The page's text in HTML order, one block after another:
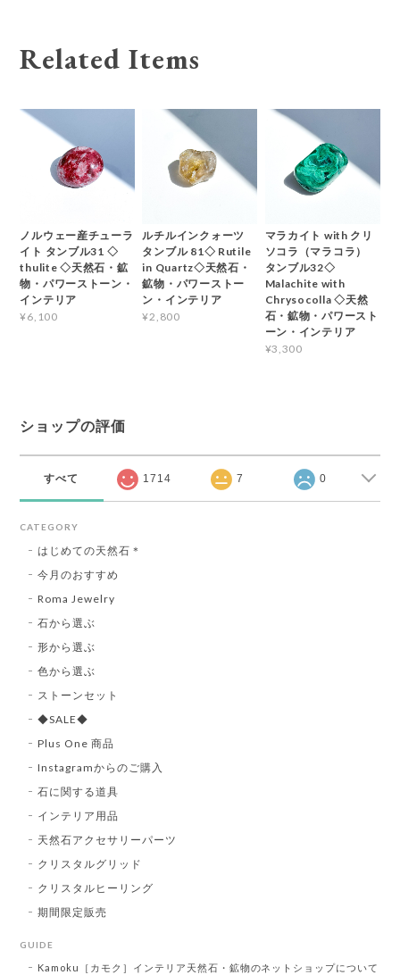
Related Items
ノルウェー産チューラ
イト タンブル31 ◇
thulite ◇天然石・鉱
物・パワーストーン・
インテリア
¥6,100
ルチルインクォーツ
タンブル 81◇ Rutile
in Quartz◇天然石・
鉱物・パワーストー
ン・インテリア
¥2,800
マラカイト with クリ
ソコラ（マラコラ）
タンブル32◇
Malachite with
Chrysocolla ◇天然
石・鉱物・パワースト
ーン・インテリア
¥3,300
ショップの評価
すべて 1714 7 0
CATEGORY
はじめての天然石＊
今月のおすすめ
Roma Jewelry
石から選ぶ
形から選ぶ
色から選ぶ
ストーンセット
◆SALE◆
Plus One 商品
Instagramからのご購入
石に関する道具
インテリア用品
天然石アクセサリーパーツ
クリスタルグリッド
クリスタルヒーリング
期間限定販売
GUIDE
Kamoku［カモク］インテリア天然石・鉱物のネットショップについて